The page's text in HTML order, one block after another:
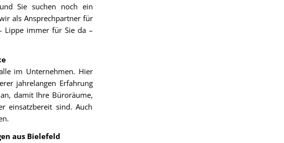
Sie suchen noch ein
als Ansprechpartner für
Lippe immer für Sie da –
im Unternehmen. Hier
jahrelangen Erfahrung
damit Ihre Büroräume,
einsatzbereit sind. Auch
aus Bielefeld